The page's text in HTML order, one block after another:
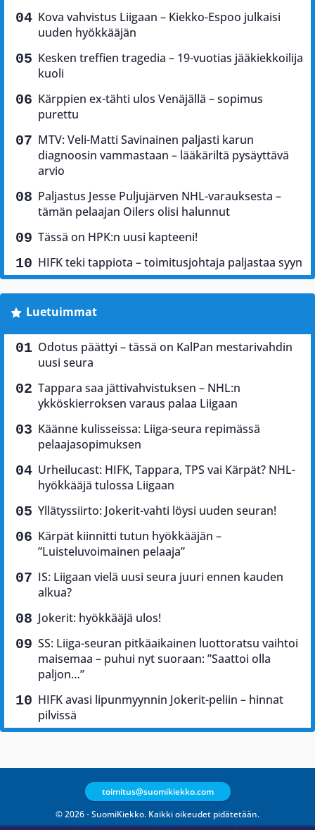
Kova vahvistus Liigaan – Kiekko-Espoo julkaisi
uuden hyökkääjän
Kesken treffien tragedia – 19-vuotias jääkiekkoilija
kuoli
Kärppien ex-tähti ulos Venäjällä – sopimus
purettu
MTV: Veli-Matti Savinainen paljasti karun
diagnoosin vammastaan – lääkäriltä pysäyttävä
arvio
Paljastus Jesse Puljujärven NHL-varauksesta –
tämän pelaajan Oilers olisi halunnut
Tässä on HPK:n uusi kapteeni!
HIFK teki tappiota – toimitusjohtaja paljastaa syyn
Luetuimmat
Odotus päättyi – tässä on KalPan mestarivahdin
uusi seura
Tappara saa jättivahvistuksen – NHL:n
ykköskierroksen varaus palaa Liigaan
Käänne kulisseissa: Liiga-seura repimässä
pelaajasopimuksen
Urheilucast: HIFK, Tappara, TPS vai Kärpät? NHL-
hyökkääjä tulossa Liigaan
Yllätyssiirto: Jokerit-vahti löysi uuden seuran!
Kärpät kiinnitti tutun hyökkääjän –
”Luisteluvoimainen pelaaja”
IS: Liigaan vielä uusi seura juuri ennen kauden
alkua?
Jokerit: hyökkääjä ulos!
SS: Liiga-seuran pitkäaikainen luottoratsu vaihtoi
maisemaa – puhui nyt suoraan: ”Saattoi olla
paljon…”
HIFK avasi lipunmyynnin Jokerit-peliin – hinnat
pilvissä
© 2026 - SuomiKiekko. Kaikki oikeudet pidätetään.
toimitus@suomikiekko.com